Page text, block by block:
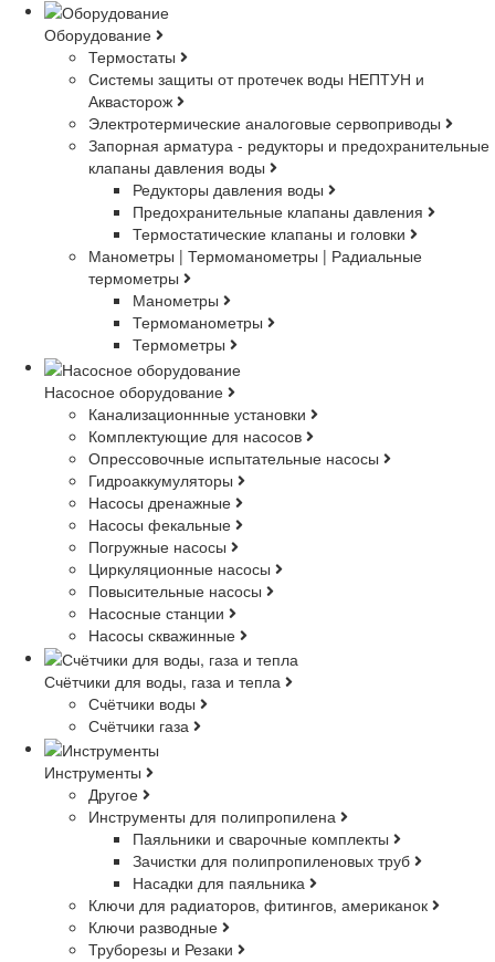
Оборудование
Термостаты
Системы защиты от протечек воды НЕПТУН и
Аквасторож
Электротермические аналоговые сервоприводы
Запорная арматура - редукторы и предохранительные
клапаны давления воды
Редукторы давления воды
Предохранительные клапаны давления
Термостатические клапаны и головки
Манометры | Термоманометры | Радиальные
термометры
Манометры
Термоманометры
Термометры
Насосное оборудование
Канализационнные установки
Комплектующие для насосов
Опрессовочные испытательные насосы
Гидроаккумуляторы
Насосы дренажные
Насосы фекальные
Погружные насосы
Циркуляционные насосы
Повысительные насосы
Насосные станции
Насосы скважинные
Счётчики для воды, газа и тепла
Счётчики воды
Счётчики газа
Инструменты
Другое
Инструменты для полипропилена
Паяльники и сварочные комплекты
Зачистки для полипропиленовых труб
Насадки для паяльника
Ключи для радиаторов, фитингов, американок
Ключи разводные
Труборезы и Резаки